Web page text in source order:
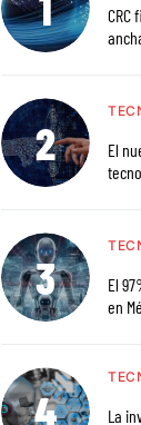
CRC
El
El
en
La